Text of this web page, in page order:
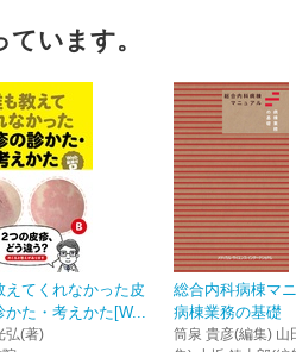
います。
えてくれなかった皮
かた・考えかた[W...
弘(著)
総合内科病棟マ
病棟業務の基礎
筒泉 貴彦(編集) 山